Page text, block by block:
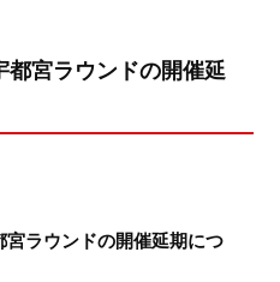
宮ラウンドの開催延
宮ラウンドの開催延期につ